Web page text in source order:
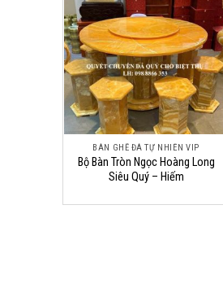
BÀN GHẾ ĐÁ TỰ NHIÊN VIP
Bộ Bàn Tròn Ngọc Hoàng Long
Siêu Quý – Hiếm